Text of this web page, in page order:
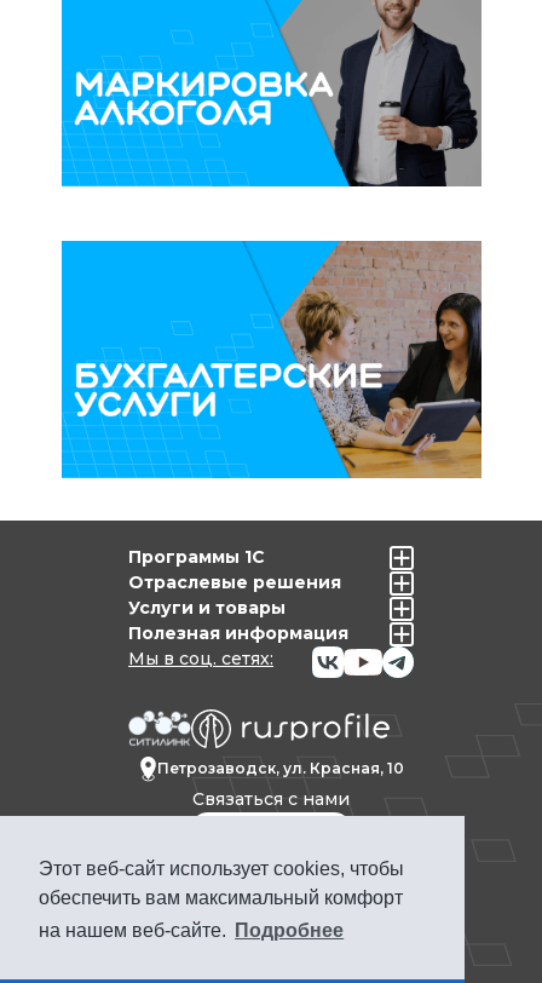
Этот веб-сайт использует cookies, чтобы
обеспечить вам максимальный комфорт
на нашем веб-сайте.
Подробнее
Петрозаводск, ул. Красная, 10
Связаться с нами
Мы в соц. сетях:
Политика конфиденциальности
Программы 1С
Отраслевые решения
Услуги и товары
Полезная информация
ПРОФКЕЙС © 1992-2025. Материалы сайта